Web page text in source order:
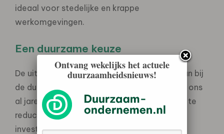
ideaal voor stedelijke en krappe
werkomgevingen.
Een duurzame keuze
De uitbreiding van de vloot sluit naadloos aan bij
de duurzame ambities van Saan. “Wij zetten ons
al jaren succesvol in om onze CO2-uitstoot te
reduceren en zijn trots dat we met deze
investering onze groene hijskranenvloot
Ontvang wekelijks het actuele
duurzaamheidsnieuws!